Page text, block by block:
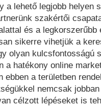
a lehető legjobb helyen
szakértői
és a
sikerre vihetjük a
olyan kulcsfontosságú
a hatékony online
ebben a területben
nemcsak
célzott lépéseket is